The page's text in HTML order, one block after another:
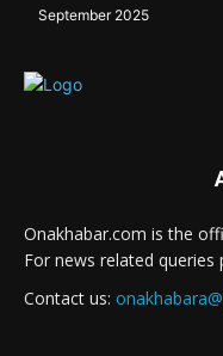
September 2025
Onakhabar.com is the
For news related queries
Contact us: